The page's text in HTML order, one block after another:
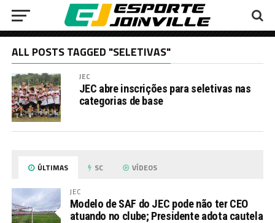
ALL POSTS TAGGED "SELETIVAS"
JEC
JEC abre inscrições para seletivas nas
categorias de base
ÚLTIMAS SC VÍDEOS
JEC
Modelo de SAF do JEC pode não ter CEO
atuando no clube; Presidente adota cautela